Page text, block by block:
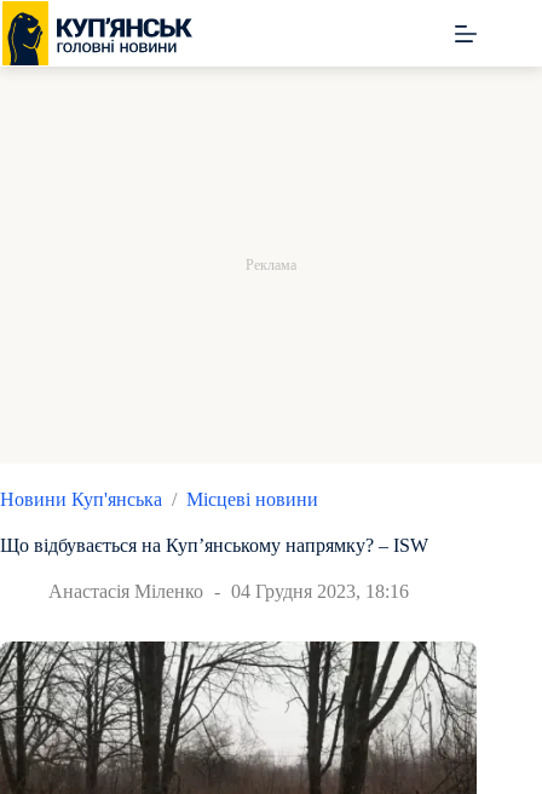
Перейти
до
вмісту
Новини Куп'янська / Місцеві новини
Що відбувається на Купʼянському напрямку? – ISW
Анастасія Міленко 04 Грудня 2023, 18:16